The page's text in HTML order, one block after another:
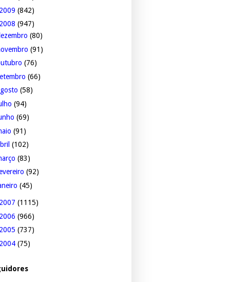
2009 (842)
2008 (947)
(80)
(91)
(76)
(66)
(58)
(94)
(69)
(91)
(102)
(83)
(92)
(45)
2007 (1115)
2006 (966)
2005 (737)
2004 (75)